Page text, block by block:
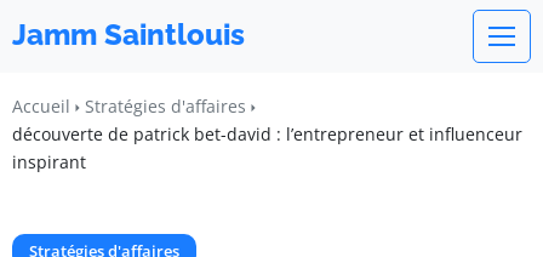
Jamm Saintlouis
Accueil
Stratégies d'affaires
découverte de patrick bet-david : l’entrepreneur et influenceur
inspirant
Stratégies d'affaires